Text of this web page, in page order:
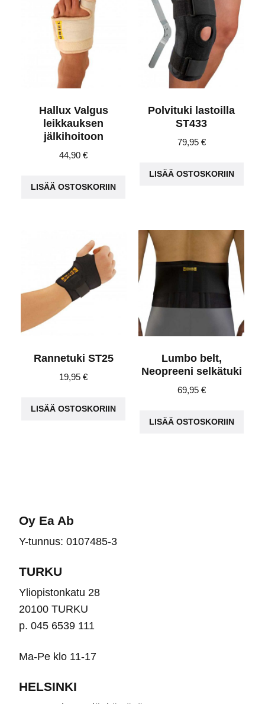
Hallux Valgus
leikkauksen
jälkihoitoon
44,90€
LISÄÄ OSTOSKORIIN
Polvituki lastoilla
ST433
79,95 €
LISÄÄ OSTOSKORIIN
Rannetuki ST25
19,95€
LISÄÄ OSTOSKORIIN
Lumbo belt,
Neopreeni selkätuki
69,95 €
LISÄÄ OSTOSKORIIN
Oy Ea Ab
Y-tunnus: 0107485-3
TURKU
Yliopistonkatu 28
20100 TURKU
p. 045 6539 111
Ma-Pe klo 11-17
HELSINKI